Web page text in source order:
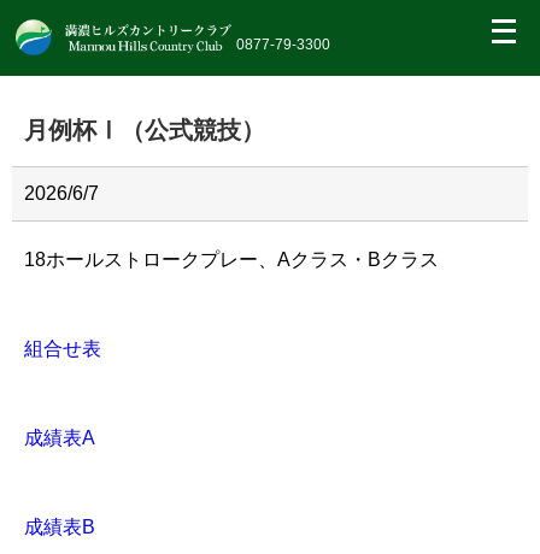
0877-79-3300
繝｡
繝
帝
月例杯Ⅰ（公式競技）
2026/6/7
18ホールストロークプレー、Aクラス・Bクラス
組合せ表
成績表A
成績表B